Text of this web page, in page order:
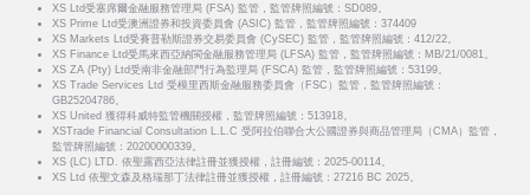
XS Ltd受塞席爾金融服務管理局 (FSA) 監管，監管牌照編號：SD089。
XS Prime Ltd受澳洲證券和投資委員會 (ASIC) 監管，監管牌照編號：374409
XS Markets Ltd受賽普勒斯證券交易委員會 (CySEC) 監管，監管牌照編號：412/22。
XS Finance Ltd受馬來西亞納閩金融服務管理局 (LFSA) 監管，監管牌照編號：MB/21/0081。
XS ZA (Pty) Ltd受南非金融部門行為監理局 (FSCA) 監管，監管牌照編號：53199。
XS Trade Services Ltd 受模里西斯金融服務委員會（FSC）監管，監管牌照編號：
GB25204786。
XS United 獲得科威特監管機關授權，監管牌照編號：513918。
XSTrade Financial Consultation L.L.C 受阿拉伯聯合大公國證券與商品管理局（CMA）監管，
監管牌照編號：20200000339。
XS (LC) LTD. 依聖露西亞法律註冊並獲授權，註冊編號：2025-00114。
XS Ltd 依聖文森及格瑞那丁法律註冊並獲授權，註冊編號：27216 BC 2025。